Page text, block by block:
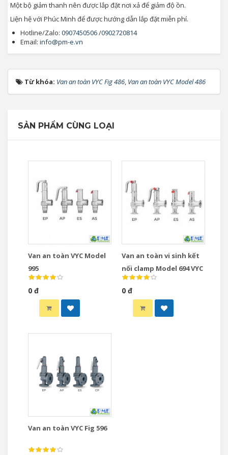
Một bộ giảm thanh nên được lắp đặt nơi xả để giảm độ ồn.
Liện hệ với Phúc Minh để được hướng dẫn lắp đặt miễn phí.
Hotline/Zalo: 0907450506/0902720814
Email: info@pm-e.vn
Từ khóa: Van an toàn VYC Fig 486, Van an toàn VYC Model 486
SẢN PHẨM CÙNG LOẠI
Van an toàn VYC Model
995
0 đ
Van an toàn vi sinh kết
nối clamp Model 694 VYC
0 đ
Van an toàn VYC Fig 596